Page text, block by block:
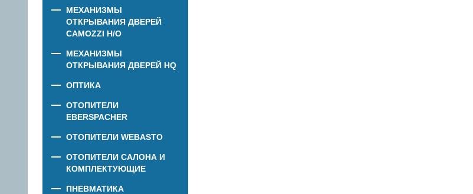
МЕХАНИЗМЫ
ОТКРЫВАНИЯ ДВЕРЕЙ
CAMOZZI Н/О
МЕХАНИЗМЫ
ОТКРЫВАНИЯ ДВЕРЕЙ HQ
ОПТИКА
ОТОПИТЕЛИ
EBERSPACHER
ОТОПИТЕЛИ WEBASTO
ОТОПИТЕЛИ САЛОНА И
КОМПЛЕКТУЮЩИЕ
ПНЕВМАТИКА